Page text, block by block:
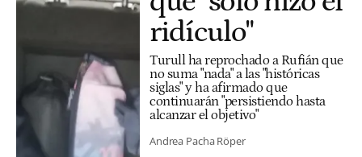
ridículo"
Turull ha reprochado a Rufián que
no suma "nada" a las "históricas
siglas" y ha afirmado que
continuarán "persistiendo hasta
alcanzar el objetivo"
Andrea Pacha Röper